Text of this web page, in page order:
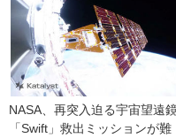
NASA、再突入迫る宇宙望遠鏡
「Swift」救出ミッションが難